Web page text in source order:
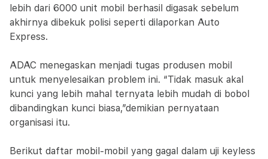
lebih dari 6000 unit mobil berhasil digasak sebelum
akhirnya dibekuk polisi seperti dilaporkan Auto
Express.
ADAC menegaskan menjadi tugas produsen mobil
untuk menyelesaikan problem ini. “Tidak masuk akal
kunci yang lebih mahal ternyata lebih mudah di bobol
dibandingkan kunci biasa,”demikian pernyataan
organisasi itu.
Berikut daftar mobil-mobil yang gagal dalam uji keyless